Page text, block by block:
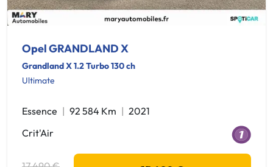
Opel GRANDLAND X
Grandland X 1.2 Turbo 130 ch
Ultimate
Essence 92 584 Km
2021
Crit'Air